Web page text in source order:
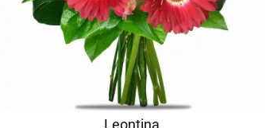
Leontina